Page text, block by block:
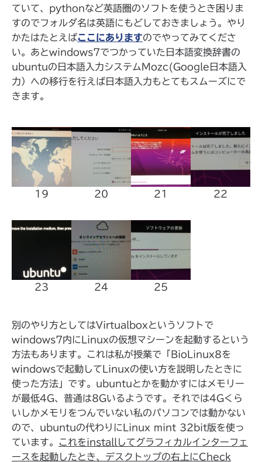
ていて、pythonなど英語圏のソフトを使うとき困りま
すのでフォルダ名は英語にもどしておきましょう。やり
かたはたとえばここにありますのでやってみてくださ
い。あとwindows7でつかっていた日本語変換辞書の
ubuntuの日本語入力システムMozc(Google日本語入
力）への移行を行えば日本語入力もとてもスムーズにで
きます。
19 20 21 22
23 24 25
別のやり方としてはVirtualboxというソフトで
windows7内にLinuxの仮想マシーンを起動するという
方法もあります。これは私が授業で「BioLinux8を
windowsで起動してLinuxの使い方を説明したときに
使った方法」です。ubuntuとかを動かすにはメモリー
が最低4G、普通は8Gいるようです。それでは4Gくら
いしかメモリをつんでいない私のパソコンでは動かない
ので、ubuntuの代わりにLinux mint 32bit版を使っ
ています。
これをinstallしてグラフィカルインターフェ
ースを起動したとき、デスクトップの右上にCheck